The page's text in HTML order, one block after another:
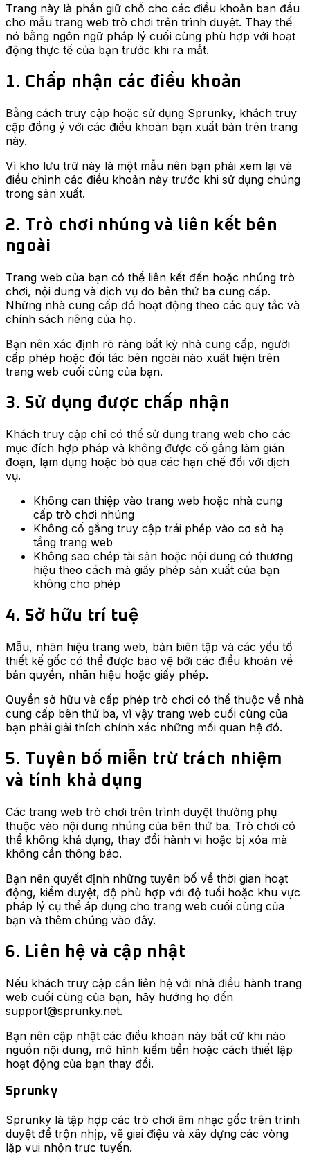
Trang này là phần giữ chỗ cho các điều khoản ban đầu
cho mẫu trang web trò chơi trên trình duyệt. Thay thế
nó bằng ngôn ngữ pháp lý cuối cùng phù hợp với hoạt
động thực tế của bạn trước khi ra mắt.
1. Chấp nhận các điều khoản
Bằng cách truy cập hoặc sử dụng Sprunky, khách truy
cập đồng ý với các điều khoản bạn xuất bản trên trang
này.
Vì kho lưu trữ này là một mẫu nên bạn phải xem lại và
điều chỉnh các điều khoản này trước khi sử dụng chúng
trong sản xuất.
2. Trò chơi nhúng và liên kết bên
ngoài
Trang web của bạn có thể liên kết đến hoặc nhúng trò
chơi, nội dung và dịch vụ do bên thứ ba cung cấp.
Những nhà cung cấp đó hoạt động theo các quy tắc và
chính sách riêng của họ.
Bạn nên xác định rõ ràng bất kỳ nhà cung cấp, người
cấp phép hoặc đối tác bên ngoài nào xuất hiện trên
trang web cuối cùng của bạn.
3. Sử dụng được chấp nhận
Khách truy cập chỉ có thể sử dụng trang web cho các
mục đích hợp pháp và không được cố gắng làm gián
đoạn, lạm dụng hoặc bỏ qua các hạn chế đối với dịch
vụ.
Không can thiệp vào trang web hoặc nhà cung
cấp trò chơi nhúng
Không cố gắng truy cập trái phép vào cơ sở hạ
tầng trang web
Không sao chép tài sản hoặc nội dung có thương
hiệu theo cách mà giấy phép sản xuất của bạn
không cho phép
4. Sở hữu trí tuệ
Mẫu, nhãn hiệu trang web, bản biên tập và các yếu tố
thiết kế gốc có thể được bảo vệ bởi các điều khoản về
bản quyền, nhãn hiệu hoặc giấy phép.
Quyền sở hữu và cấp phép trò chơi có thể thuộc về nhà
cung cấp bên thứ ba, vì vậy trang web cuối cùng của
bạn phải giải thích chính xác những mối quan hệ đó.
5. Tuyên bố miễn trừ trách nhiệm
và tính khả dụng
Các trang web trò chơi trên trình duyệt thường phụ
thuộc vào nội dung nhúng của bên thứ ba. Trò chơi có
thể không khả dụng, thay đổi hành vi hoặc bị xóa mà
không cần thông báo.
Bạn nên quyết định những tuyên bố về thời gian hoạt
động, kiểm duyệt, độ phù hợp với độ tuổi hoặc khu vực
pháp lý cụ thể áp dụng cho trang web cuối cùng của
bạn và thêm chúng vào đây.
6. Liên hệ và cập nhật
Nếu khách truy cập cần liên hệ với nhà điều hành trang
web cuối cùng của bạn, hãy hướng họ đến
support@sprunky.net.
Bạn nên cập nhật các điều khoản này bất cứ khi nào
nguồn nội dung, mô hình kiếm tiền hoặc cách thiết lập
hoạt động của bạn thay đổi.
Sprunky
Sprunky là tập hợp các trò chơi âm nhạc gốc trên trình
duyệt để trộn nhịp, vẽ giai điệu và xây dựng các vòng
lặp vui nhộn trực tuyến.